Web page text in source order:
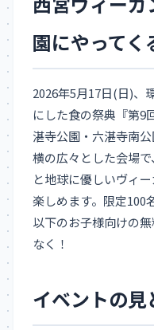
園にやってく
2026年5月17日(日)、
にした食の祭典『第9
湛寺公園・六湛寺南
横の広々とした会場
と地球に優しいヴィ
楽しめます。限定100
以下のお子様向けの
なく！
イベントの見